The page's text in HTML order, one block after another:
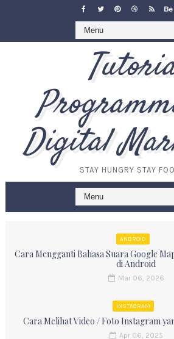
Digital
STAY HUNGRY STAY
ANDROID
Cara Mengganti Bahasa Suara Google
di Android
Mar 06, 2026
INSTAGRAM
Cara Melihat Video / Foto Instagram
Apr 06, 2025